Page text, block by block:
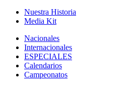
Nuestra Historia
Media Kit
Nacionales
Internacionales
ESPECIALES
Calendarios
Campeonatos